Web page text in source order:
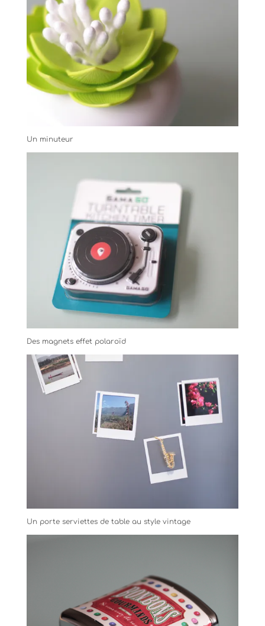
Un minuteur
Des magnets effet polaroïd
Un porte serviettes de table au style vintage